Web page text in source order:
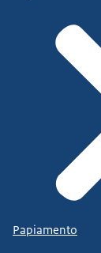
Papiamento